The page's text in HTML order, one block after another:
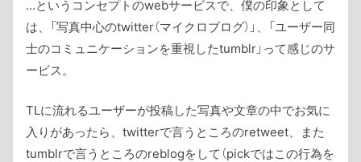
…というコンセプトのwebサービスで、僕の印象として
は、「写真中心のtwitter（マイクロブログ）」、「ユーザー同
士のコミュニケーションを重視したtumblr」って感じのサ
ービス。
TLに流れるユーザーが投稿した写真や文章の中でお気に
入りがあったら、twitterで言うところのretweet、また
tumblrで言うところのreblogをして（pickではこの行為を